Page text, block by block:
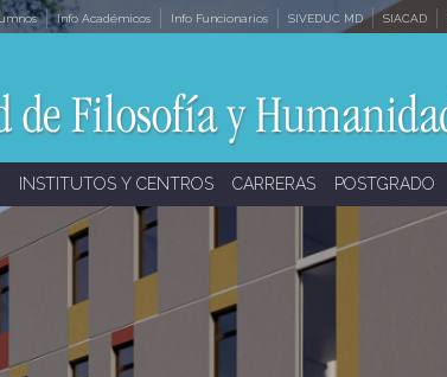
Info Académicos Info Funcionarios SIVEDUC MD SIACAD
INSTITUTOS Y CENTROS CARRERAS POSTGRADO